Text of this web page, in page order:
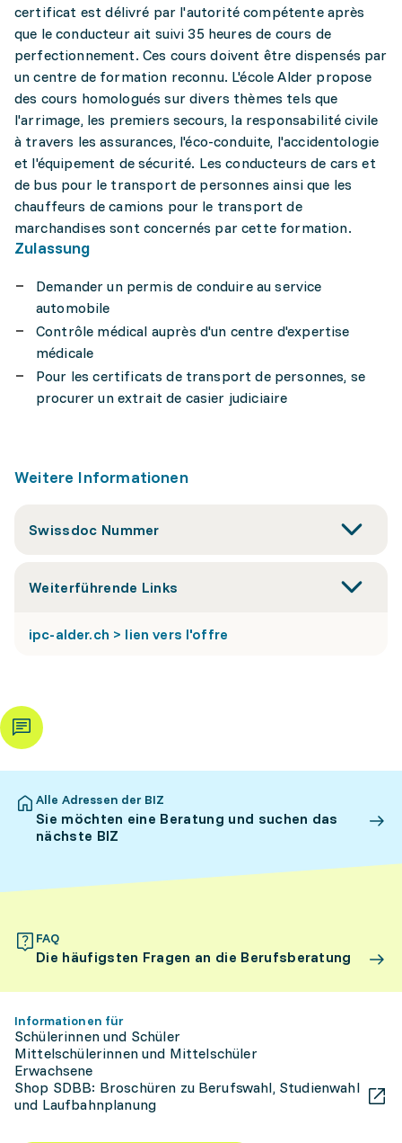
certificat est délivré par l'autorité compétente après
que le conducteur ait suivi 35 heures de cours de
perfectionnement. Ces cours doivent être dispensés par
un centre de formation reconnu. L'école Alder propose
des cours homologués sur divers thèmes tels que
l'arrimage, les premiers secours, la responsabilité civile
à travers les assurances, l'éco-conduite, l'accidentologie
et l'équipement de sécurité. Les conducteurs de cars et
de bus pour le transport de personnes ainsi que les
chauffeurs de camions pour le transport de
marchandises sont concernés par cette formation.
Zulassung
Demander un permis de conduire au service
automobile
Contrôle médical auprès d'un centre d'expertise
médicale
Pour les certificats de transport de personnes, se
procurer un extrait de casier judiciaire
Weitere Informationen
Swissdoc Nummer
Weiterführende Links
ipc-alder.ch > lien vers l'offre
Alle Adressen der BIZ
Sie möchten eine Beratung und suchen das
nächste BIZ
FAQ
Die häufigsten Fragen an die Berufsberatung
Informationen für
Schülerinnen und Schüler
Mittelschülerinnen und Mittelschüler
Erwachsene
Shop SDBB: Broschüren zu Berufswahl, Studienwahl
und Laufbahnplanung